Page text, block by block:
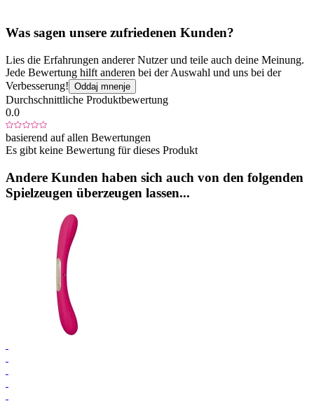
Was sagen unsere zufriedenen Kunden?
Lies die Erfahrungen anderer Nutzer und teile auch deine Meinung.
Jede Bewertung hilft anderen bei der Auswahl und uns bei der
Verbesserung! Oddaj mnenje
Durchschnittliche Produktbewertung
0.0
basierend auf allen Bewertungen
Es gibt keine Bewertung für dieses Produkt
Andere Kunden haben sich auch von den folgenden
Spielzeugen überzeugen lassen...